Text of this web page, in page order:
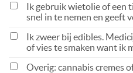
Ik gebruik wietolie of een
snel in te nemen en geeft
Ik zweer bij edibles.
of vies te smaken want ik
Overig: cannabis cremes